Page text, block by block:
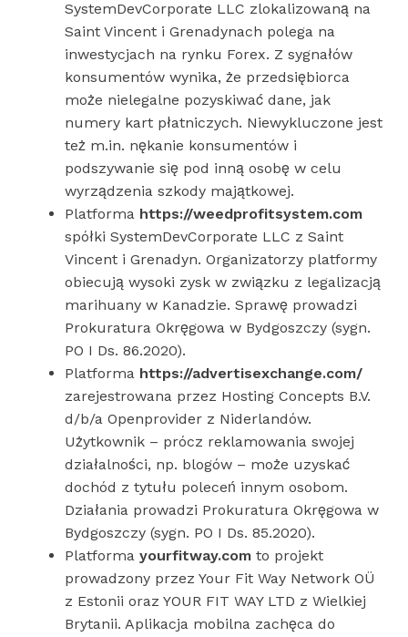
SystemDevCorporate LLC zlokalizowaną na
Saint Vincent i Grenadynach polega na
inwestycjach na rynku Forex. Z sygnałów
konsumentów wynika, że przedsiębiorca
może nielegalne pozyskiwać dane, jak
numery kart płatniczych. Niewykluczone jest
też m.in. nękanie konsumentów i
podszywanie się pod inną osobę w celu
wyrządzenia szkody majątkowej.
Platforma https://weedprofitsystem.com
spółki SystemDevCorporate LLC z Saint
Vincent i Grenadyn. Organizatorzy platformy
obiecują wysoki zysk w związku z legalizacją
marihuany w Kanadzie. Sprawę prowadzi
Prokuratura Okręgowa w Bydgoszczy (sygn.
PO I Ds. 86.2020).
Platforma https://advertisexchange.com/
zarejestrowana przez Hosting Concepts B.V.
d/b/a Openprovider z Niderlandów.
Użytkownik – prócz reklamowania swojej
działalności, np. blogów – może uzyskać
dochód z tytułu poleceń innym osobom.
Działania prowadzi Prokuratura Okręgowa w
Bydgoszczy (sygn. PO I Ds. 85.2020).
Platforma yourfitway.comto projekt
prowadzony przez Your Fit Way Network OÜ
z Estonii oraz YOUR FIT WAY LTD z Wielkiej
Brytanii. Aplikacja mobilna zachęca do